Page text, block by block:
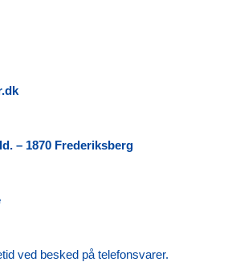
– 1870 Frederiksberg
ved besked på telefonsvarer.